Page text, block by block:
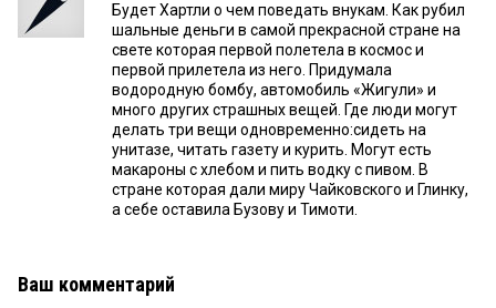
Будет Хартли о чем поведать внукам. Как рубил
шальные деньги в самой прекрасной стране на
свете которая первой полетела в космос и
первой прилетела из него. Придумала
водородную бомбу, автомобиль «Жигули» и
много других страшных вещей. Где люди могут
делать три вещи одновременно:сидеть на
унитазе, читать газету и курить. Могут есть
макароны с хлебом и пить водку с пивом. В
стране которая дали миру Чайковского и Глинку,
а себе оставила Бузову и Тимоти.
Ваш комментарий